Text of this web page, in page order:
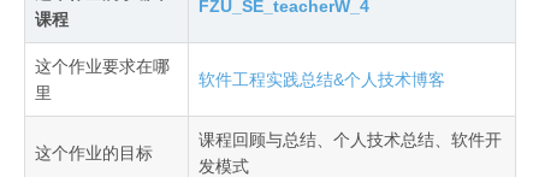
课程
FZU_SE_teacherW_4
这个作业要求在哪
里
软件工程实践总结&个人技术博客
这个作业的目标
课程回顾与总结、个人技术总结、软件开
发模式